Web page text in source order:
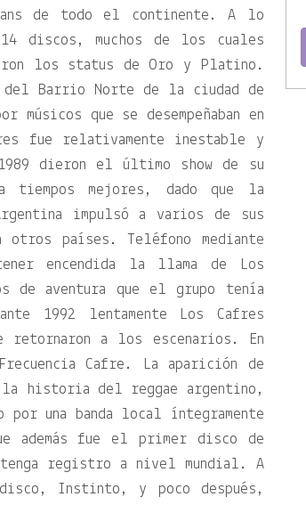
de todo el continente. A lo
discos, muchos de los cuales
los status de Oro y Platino.
del Barrio Norte de la ciudad de
músicos que se desempeñaban en
fue relativamente inestable y
dieron el último show de su
tiempos mejores, dado que la
impulsó a varios de sus
otros países. Teléfono mediante
encendida la llama de Los
de aventura que el grupo tenía
1992 lentamente Los Cafres
retornaron a los escenarios. En
Cafre. La aparición de
la historia del reggae argentino,
una banda local íntegramente
además fue el primer disco de
registro a nivel mundial. A
Instinto, y poco después,